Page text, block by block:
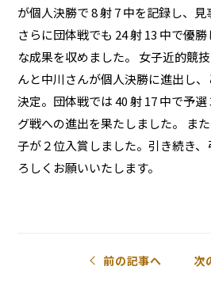
が個人決勝で 8 射 7 中を記録し、見
さらに団体戦でも 24 射 13 中で優
な成果を収めました。 女子近的競
んと中川さんが個人決勝に進出し
決定。団体戦では 40 射 17 中で予
グ戦への進出を果たしました。 ま
子が２位入賞しました。引き続き
ろしくお願いいたします。
前の記事へ 次